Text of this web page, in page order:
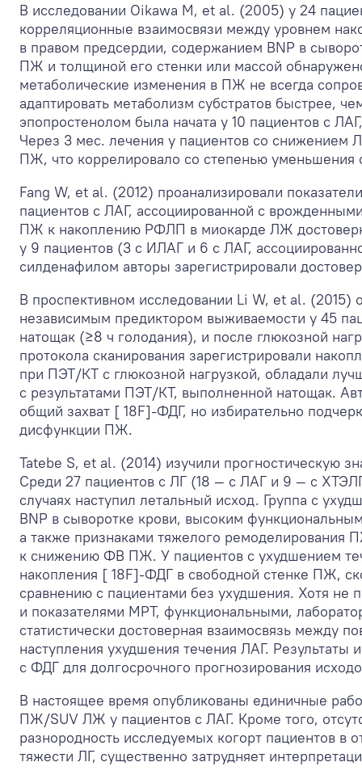
В исследовании Oikawa М, et al. (2005) у 24
корреляционные взаимосвязи между уровнем
в правом предсердии, содержанием BNP в
ПЖ и толщиной его стенки или массой
метаболические изменения в ПЖ не всегда
адаптировать метаболизм субстратов быстрее,
эпопростенолом была начата у 10 пациентов с
Через 3 мес. лечения у пациентов со
ПЖ, что коррелировало со степенью уменьшения
Fang W, et al. (2012) проанализировали
пациентов с ЛАГ, ассоциированной с
ПЖ к накоплению РФЛП в миокарде ЛЖ
у 9 пациентов (3 с ИЛАГ и 6 с ЛАГ,
силденафилом авторы зарегистрировали
В проспективном исследовании Li W, et al.
независимым предиктором выживаемости у 45
натощак (≥8 ч голодания), и после глюкозной
протокола сканирования зарегистрировали
при ПЭТ/КТ с глюкозной нагрузкой, обладали
с результатами ПЭТ/КТ, выполненной натощак.
общий захват [ 18F]-ФДГ, но избирательно
дисфункции ПЖ.
Tatebe S, et al. (2014) изучили прогностическую
Среди 27 пациентов с ЛГ (18 — с ЛАГ и 9 — с
случаях наступил летальный исход. Группа с
BNP в сыворотке крови, высоким
а также признаками тяжелого
к снижению ФВ ПЖ. У пациентов с ухудшением
накопления [ 18F]-ФДГ в свободной стенке ПЖ,
сравнению с пациентами без ухудшения. Хотя
и показателями МРТ, функциональными,
статистически достоверная взаимосвязь
наступления ухудшения течения ЛАГ.
с ФДГ для долгосрочного прогнозирования
В настоящее время опубликованы единичные
ПЖ/SUV ЛЖ у пациентов с ЛАГ. Кроме того,
разнородность исследуемых когорт пациентов в
тяжести ЛГ, существенно затрудняет